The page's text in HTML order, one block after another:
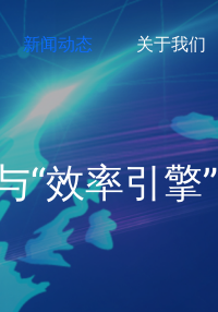
新闻动态 关于我们
“效率引擎”